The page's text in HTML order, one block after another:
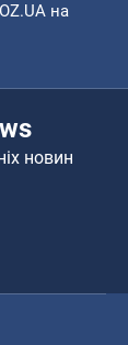
на
новин